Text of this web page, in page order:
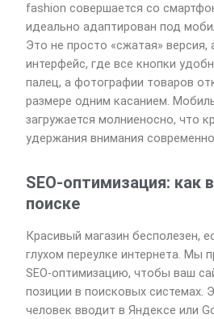
fashion совершается со
идеально адаптирован под
Это не просто «сжатая» версия,
интерфейс, где все кнопки
палец, а фотографии товаров
размере одним касанием.
загружается молниеносно, что
удержания внимания
SEO-оптимизация: как
поиске
Красивый магазин бесполезен,
глухом переулке интернета. Мы
SEO-оптимизацию, чтобы ваш
позиции в поисковых системах.
человек вводит в Яндексе или